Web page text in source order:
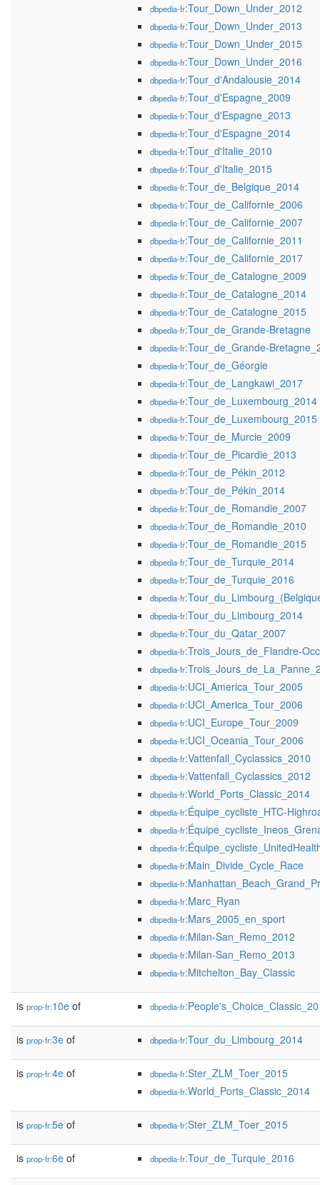
dbpedia-fr:Tour_Down_Under_2012
dbpedia-fr:Tour_Down_Under_2013
dbpedia-fr:Tour_Down_Under_2015
dbpedia-fr:Tour_Down_Under_2016
dbpedia-fr:Tour_d'Andalousie_2014
dbpedia-fr:Tour_d'Espagne_2009
dbpedia-fr:Tour_d'Espagne_2013
dbpedia-fr:Tour_d'Espagne_2014
dbpedia-fr:Tour_d'Italie_2010
dbpedia-fr:Tour_d'Italie_2015
dbpedia-fr:Tour_de_Belgique_2014
dbpedia-fr:Tour_de_Californie_2006
dbpedia-fr:Tour_de_Californie_2007
dbpedia-fr:Tour_de_Californie_2011
dbpedia-fr:Tour_de_Californie_2017
dbpedia-fr:Tour_de_Catalogne_2009
dbpedia-fr:Tour_de_Catalogne_2014
dbpedia-fr:Tour_de_Catalogne_2015
dbpedia-fr:Tour_de_Grande-Bretagne
dbpedia-fr:Tour_de_Grande-
dbpedia-fr:Tour_de_Géorgie
dbpedia-fr:Tour_de_Langkawi_2017
dbpedia-fr:Tour_de_Luxembourg_2014
dbpedia-fr:Tour_de_Luxembourg_2015
dbpedia-fr:Tour_de_Murcie_2009
dbpedia-fr:Tour_de_Picardie_2013
dbpedia-fr:Tour_de_Pékin_2012
dbpedia-fr:Tour_de_Pékin_2014
dbpedia-fr:Tour_de_Romandie_2007
dbpedia-fr:Tour_de_Romandie_2010
dbpedia-fr:Tour_de_Romandie_2015
dbpedia-fr:Tour_de_Turquie_2014
dbpedia-fr:Tour_de_Turquie_2016
dbpedia-fr
dbpedia-fr:Tour_du_Limbourg_2014
dbpedia-fr:Tour_du_Qatar_2007
dbpedia-fr:Trois_Jours_de_Flandre-
dbpedia-fr
dbpedia-fr:UCI_America_Tour_2005
dbpedia-fr:UCI_America_Tour_2006
dbpedia-fr:UCI_Europe_Tour_2009
dbpedia-fr:UCI_Oceania_Tour_2006
dbpedia-fr:Vattenfall_Cyclassics_2010
dbpedia-fr:Vattenfall_Cyclassics_2012
dbpedia-fr:World_Ports_Classic_2014
dbpedia-fr:Équipe_cycliste_HTC-
dbpedia-fr
dbpedia-fr
dbpedia-fr:Main_Divide_Cycle_Race
dbpedia-fr
dbpedia-fr:Marc_Ryan
dbpedia-fr:Mars_2005_en_sport
dbpedia-fr:Milan-San_Remo_2012
dbpedia-fr:Milan-San_Remo_2013
dbpedia-fr:Mitchelton_Bay_Classic
is prop-fr:10e of dbpedia-fr
is prop-fr:3e of dbpedia-fr:Tour_du_Limbourg_2014
is prop-fr:4e of dbpedia-fr:Ster_ZLM_Toer_2015
dbpedia-fr:World_Ports_Classic_2014
is prop-fr:5e of dbpedia-fr:Ster_ZLM_Toer_2015
is prop-fr:6e of dbpedia-fr:Tour_de_Turquie_2016